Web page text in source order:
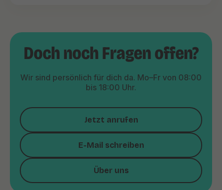
Doch noch Fragen offen?
Wir sind persönlich für dich da. Mo–Fr von 08:00
bis 18:00 Uhr.
Jetzt anrufen
E-Mail schreiben
Über uns